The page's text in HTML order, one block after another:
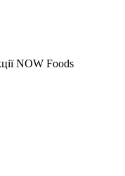
NOW Foods